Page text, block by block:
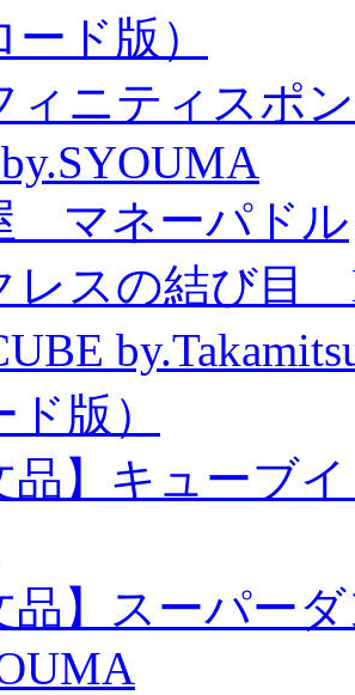
ド版）
ィニティスポ
マネーパドル
レスの結び目
版）
品】キューブ
品】スーパ